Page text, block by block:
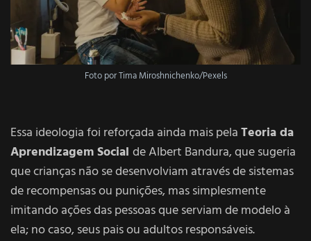
Foto por Tima Miroshnichenko/Pexels
Essa ideologia foi reforçada ainda mais pelaTeoria da
Aprendizagem Social de Albert Bandura, que sugeria
que crianças não se desenvolviam através de sistemas
de recompensas ou punições, mas simplesmente
imitando ações das pessoas que serviam de modelo à
ela; no caso, seus pais ou adultos responsáveis.